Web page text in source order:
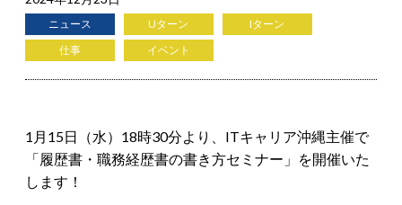
ニュース Uターン
Iターン
仕事
イベント
1月15日（水）18時30分より、ITキャリア沖縄主催で
「履歴書・職務経歴書の書き方セミナー」を開催いた
します！